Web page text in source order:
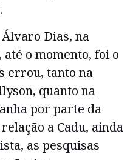
Dias, na
o momento, foi o
errou, tanto na
quanto na
por parte da
a Cadu, ainda
as pesquisas